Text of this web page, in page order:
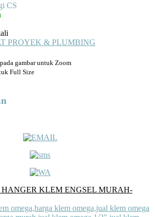
CS
PROYEK & PLUMBING
gambar untuk Zoom
Full Size
HANGER KLEM ENGSEL MURAH-